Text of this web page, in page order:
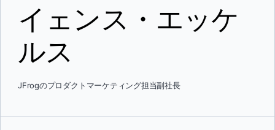
料金プラン
ブログ
ドキュメント
イェンス・エッケ
ルス
JFrogのプロダクトマーケティング担当副社長